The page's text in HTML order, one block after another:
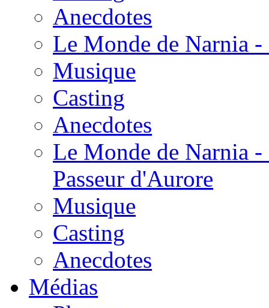
Anecdotes
Le Monde de Narnia
Musique
Casting
Anecdotes
Le Monde de Narnia
Passeur d'Aurore
Musique
Casting
Anecdotes
Médias